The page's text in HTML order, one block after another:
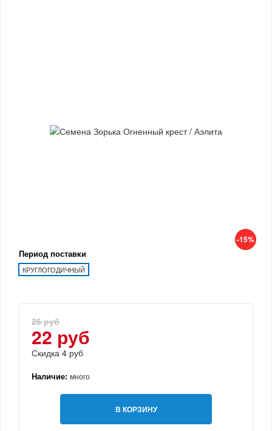
-15%
Период поставки
КРУГЛОГОДИЧНЫЙ
26 руб
22 руб
Скидка 4 руб
Наличие: много
В КОРЗИНУ